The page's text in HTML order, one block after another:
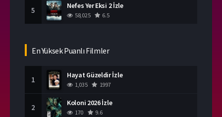
5 Nefes Yer Eksi 2 İzle
58,025 6.5
En Yüksek Puanlı Filmler
1 Hayat Güzeldir İzle
1,035 1997
2 Koloni 2026 İzle
170 9.6